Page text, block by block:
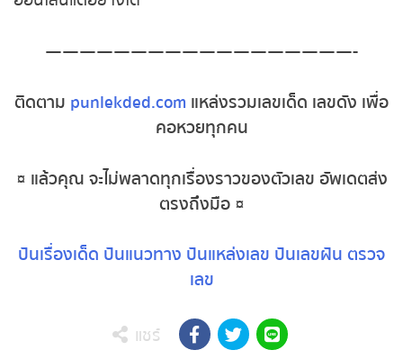
หวยหุ้นรัสเซีย
หวยหุ้นอินเดีย
หวยหุ้นดาวโจนส์
——————————————————-
แหล่งรวมเลขเด็ด เลขดัง
เพื่อคอหวยทุกคน
ส่งตรงถึงมือ ¤
ตรวจเลข